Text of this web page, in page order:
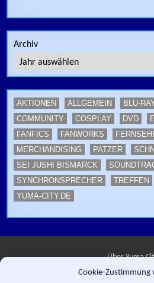
Cookie-Zustimmung
Archiv
AKTIONEN ALLGEMEIN BLU-
COMMUNITY
COSPLAY DVD
FANFICS
FANWORKS
MERCHANDISING
PATZER
SEI JUSHI BISMARCK
SYNCHRONSPRECHER
TREFFEN
YUMA-CITY.DE
Über Yuma